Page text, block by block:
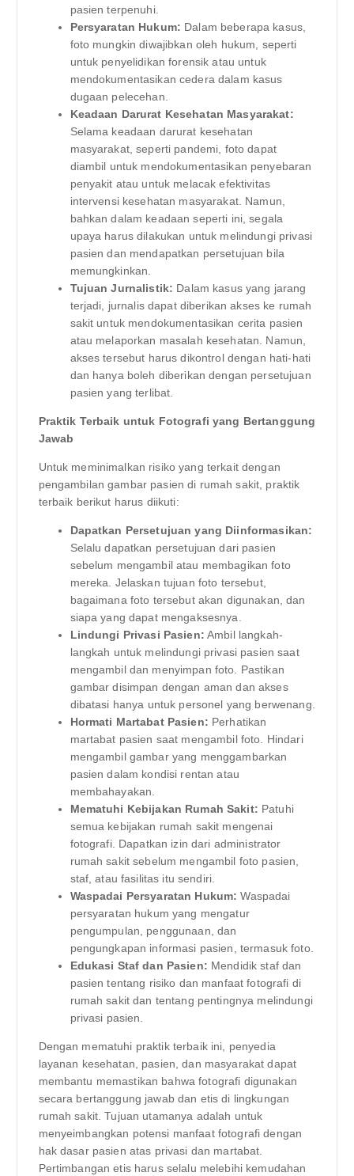
pasien terpenuhi.
Persyaratan Hukum: Dalam beberapa kasus,
foto mungkin diwajibkan oleh hukum, seperti
untuk penyelidikan forensik atau untuk
mendokumentasikan cedera dalam kasus
dugaan pelecehan.
Keadaan Darurat Kesehatan Masyarakat:
Selama keadaan darurat kesehatan
masyarakat, seperti pandemi, foto dapat
diambil untuk mendokumentasikan penyebaran
penyakit atau untuk melacak efektivitas
intervensi kesehatan masyarakat. Namun,
bahkan dalam keadaan seperti ini, segala
upaya harus dilakukan untuk melindungi privasi
pasien dan mendapatkan persetujuan bila
memungkinkan.
Tujuan Jurnalistik: Dalam kasus yang jarang
terjadi, jurnalis dapat diberikan akses ke rumah
sakit untuk mendokumentasikan cerita pasien
atau melaporkan masalah kesehatan. Namun,
akses tersebut harus dikontrol dengan hati-hati
dan hanya boleh diberikan dengan persetujuan
pasien yang terlibat.
Praktik Terbaik untuk Fotografi yang Bertanggung
Jawab
Untuk meminimalkan risiko yang terkait dengan
pengambilan gambar pasien di rumah sakit, praktik
terbaik berikut harus diikuti:
Dapatkan Persetujuan yang Diinformasikan:
Selalu dapatkan persetujuan dari pasien
sebelum mengambil atau membagikan foto
mereka. Jelaskan tujuan foto tersebut,
bagaimana foto tersebut akan digunakan, dan
siapa yang dapat mengaksesnya.
Lindungi Privasi Pasien: Ambil langkah-
langkah untuk melindungi privasi pasien saat
mengambil dan menyimpan foto. Pastikan
gambar disimpan dengan aman dan akses
dibatasi hanya untuk personel yang berwenang.
Hormati Martabat Pasien: Perhatikan
martabat pasien saat mengambil foto. Hindari
mengambil gambar yang menggambarkan
pasien dalam kondisi rentan atau
membahayakan.
Mematuhi Kebijakan Rumah Sakit: Patuhi
semua kebijakan rumah sakit mengenai
fotografi. Dapatkan izin dari administrator
rumah sakit sebelum mengambil foto pasien,
staf, atau fasilitas itu sendiri.
Waspadai Persyaratan Hukum: Waspadai
persyaratan hukum yang mengatur
pengumpulan, penggunaan, dan
pengungkapan informasi pasien, termasuk foto.
Edukasi Staf dan Pasien: Mendidik staf dan
pasien tentang risiko dan manfaat fotografi di
rumah sakit dan tentang pentingnya melindungi
privasi pasien.
Dengan mematuhi praktik terbaik ini, penyedia
layanan kesehatan, pasien, dan masyarakat dapat
membantu memastikan bahwa fotografi digunakan
secara bertanggung jawab dan etis di lingkungan
rumah sakit. Tujuan utamanya adalah untuk
menyeimbangkan potensi manfaat fotografi dengan
hak dasar pasien atas privasi dan martabat.
Pertimbangan etis harus selalu melebihi kemudahan